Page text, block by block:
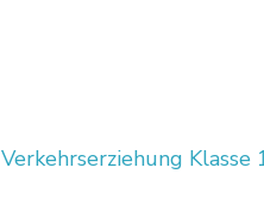
Verkehrserziehung Klasse